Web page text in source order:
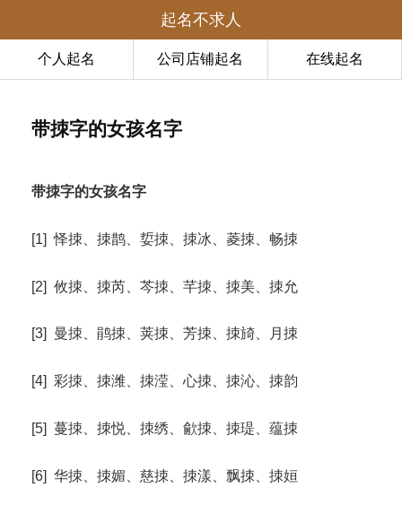
起名不求人
个人起名 公司店铺起名 在线起名
带拺字的女孩名字
带拺字的女孩名字
[1] 怿拺、拺鹊、娎拺、拺冰、菱拺、畅拺
[2] 攸拺、拺芮、芩拺、芊拺、拺美、拺允
[3] 曼拺、鹃拺、荚拺、芳拺、拺旑、月拺
[4] 彩拺、拺潍、拺滢、心拺、拺沁、拺韵
[5] 蔓拺、拺悦、拺绣、歈拺、拺瑅、蕴拺
[6] 华拺、拺媚、慈拺、拺漾、飘拺、拺姮